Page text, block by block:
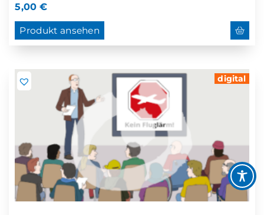
5,00€
Produkt ansehen
digital